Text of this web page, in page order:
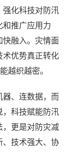
强化科技对防汛
和推广应用力
快融入。灾情面
术优势真正转化
越织越密。
器、连数据，而
，科技赋能防汛
，更是对防灾减
、技术强大、协